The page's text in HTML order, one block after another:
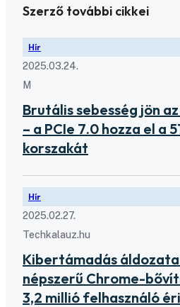
Szerző további cikkei
Hír
2025.03.24.
M
Brutális sebesség jön
– a PCIe 7.0 hozza el a
korszakát
Hír
2025.02.27.
Techkalauz.hu
Kibertámadás
népszerű Chrome-
3,2 millió felhasználó